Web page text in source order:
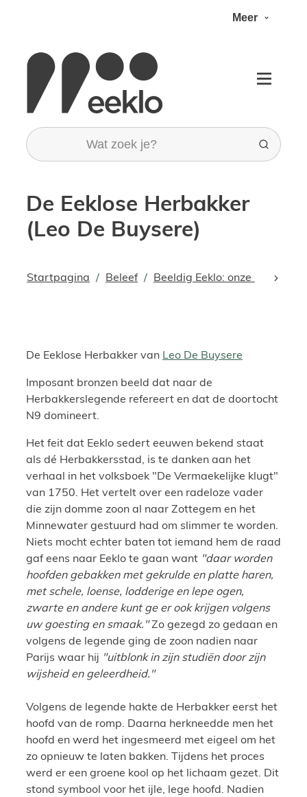
Meer
Toerisme stad Eeklo
Wat zoek je?
Zoeken
Menu
De Eeklose Herbakker
(Leo De Buysere)
Startpagina Beleef Beeldig Eeklo: onze
De Eeklose Herbakker van Leo De Buysere
Imposant bronzen beeld dat naar de
Herbakkerslegende refereert en dat de doortocht
N9 domineert.
Het feit dat Eeklo sedert eeuwen bekend staat
als dé Herbakkersstad, is te danken aan het
verhaal in het volksboek "De Vermaekelijke klugt"
van 1750. Het vertelt over een radeloze vader
die zijn domme zoon al naar Zottegem en het
Minnewater gestuurd had om slimmer te worden.
Niets mocht echter baten tot iemand hem de raad
gaf eens naar Eeklo te gaan want "daar worden
hoofden gebakken met gekrulde en platte haren,
met schele, loense, lodderige en lepe ogen,
zwarte en andere kunt ge er ook krijgen volgens
uw goesting en smaak."Zo gezegd zo gedaan en
volgens de legende ging de zoon nadien naar
Parijs waar hij "uitblonk in zijn studiën door zijn
wijsheid en geleerdheid."
Volgens de legende hakte de Herbakker eerst het
hoofd van de romp. Daarna herkneedde men het
hoofd en werd het ingesmeerd met eigeel om het
zo opnieuw te laten bakken. Tijdens het proces
werd er een groene kool op het lichaam gezet. Dit
stond symbool voor het ijle, lege hoofd. Nadien